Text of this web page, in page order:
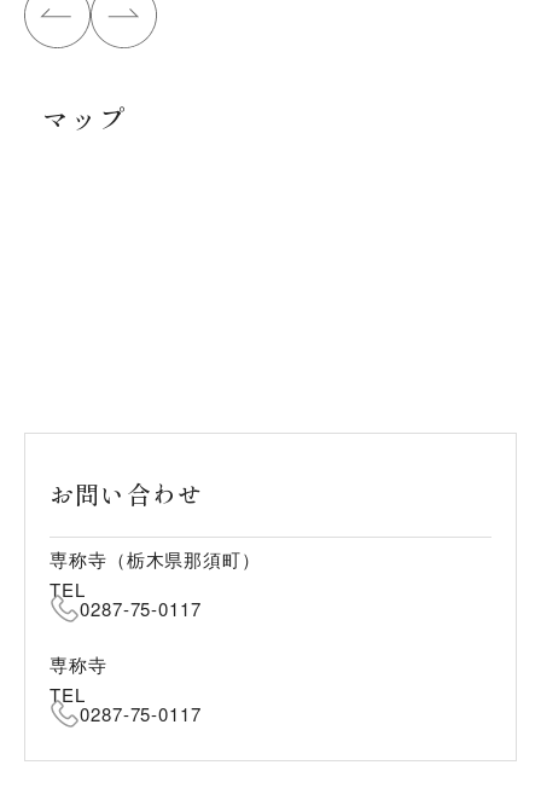
マップ
お問い合わせ
専称寺（栃木県那須町）
TEL
0287-75-0117
専称寺
TEL
0287-75-0117